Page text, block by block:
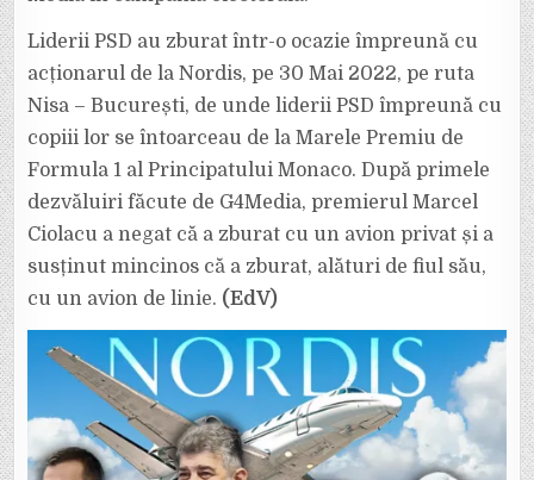
Liderii PSD au zburat într-o ocazie împreună cu
acționarul de la Nordis, pe 30 Mai 2022, pe ruta
Nisa – București, de unde liderii PSD împreună cu
copiii lor se întoarceau de la Marele Premiu de
Formula 1 al Principatului Monaco. După primele
dezvăluiri făcute de G4Media, premierul Marcel
Ciolacu a negat că a zburat cu un avion privat și a
susținut mincinos că a zburat, alături de fiul său,
cu un avion de linie. (EdV)